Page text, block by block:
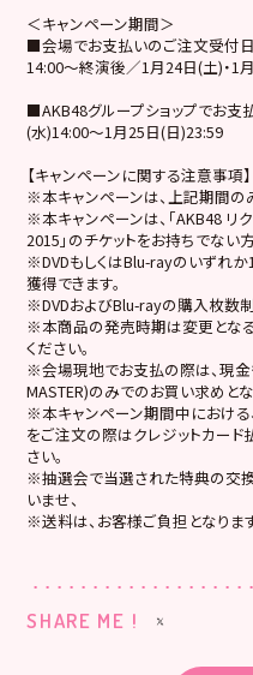
＜キャンペーン期間＞
■会場でお支払いのご注文受付
14:00～終演後／1月24日(土)・1
■AKB48グループショップでお支
(水)14:00～1月25日(日)23:59
【キャンペーンに関する注意事項】
※本キャンペーンは、上記期間の
※本キャンペーンは、「AKB48 リ
2015」のチケットをお持ちでない
※DVDもしくはBlu-rayのいずれ
獲得できます。
※DVDおよびBlu-rayの購入枚数制
※本商品の発売時期は変更とな
ください。
※会場現地でお支払の際は、現金
MASTER)のみでのお買い求めとな
※本キャンペーン期間中における
をご注文の際はクレジットカー
さい。
※抽選会で当選された特典の交
いませ、
※送料は、お客様ご負担となりま
SHARE ME !